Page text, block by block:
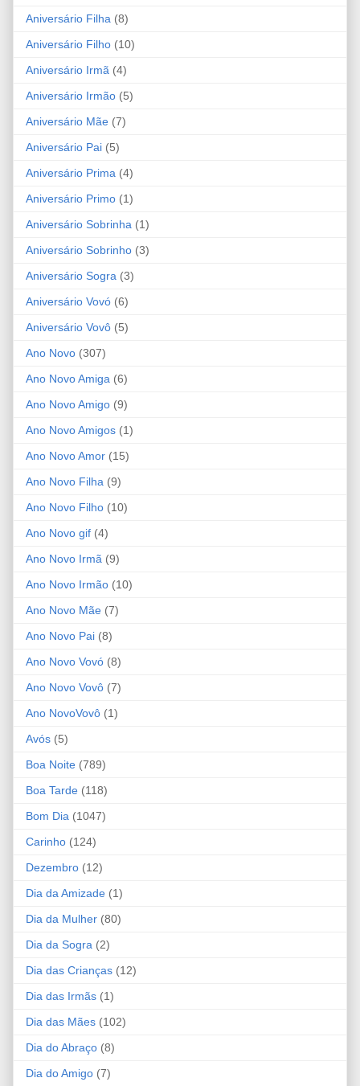
Aniversário Filha (8)
Aniversário Filho (10)
Aniversário Irmã (4)
Aniversário Irmão (5)
Aniversário Mãe (7)
Aniversário Pai (5)
Aniversário Prima (4)
Aniversário Primo (1)
Aniversário Sobrinha (1)
Aniversário Sobrinho (3)
Aniversário Sogra (3)
Aniversário Vovó (6)
Aniversário Vovô (5)
Ano Novo (307)
Ano Novo Amiga (6)
Ano Novo Amigo (9)
Ano Novo Amigos (1)
Ano Novo Amor (15)
Ano Novo Filha (9)
Ano Novo Filho (10)
Ano Novo gif (4)
Ano Novo Irmã (9)
Ano Novo Irmão (10)
Ano Novo Mãe (7)
Ano Novo Pai (8)
Ano Novo Vovó (8)
Ano Novo Vovô (7)
Ano NovoVovô (1)
Avós (5)
Boa Noite (789)
Boa Tarde (118)
Bom Dia (1047)
Carinho (124)
Dezembro (12)
Dia da Amizade (1)
Dia da Mulher (80)
Dia da Sogra (2)
Dia das Crianças (12)
Dia das Irmãs (1)
Dia das Mães (102)
Dia do Abraço (8)
Dia do Amigo (7)